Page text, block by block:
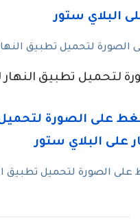
لتحميل تطبيق النهار
لتحميل تطبيق النهار
الصورة لتحميل تطبيق